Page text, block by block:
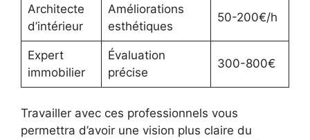
Architecte
d’intérieur
Améliorations
esthétiques
50-200€/h
Expert
immobilier
Évaluation
précise
300-800€
Travailler avec ces professionnels vous
permettra d’avoir une vision plus claire du